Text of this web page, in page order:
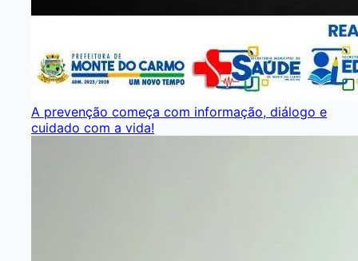
A prevenção começa com informação, diálogo e
cuidado com a vida!